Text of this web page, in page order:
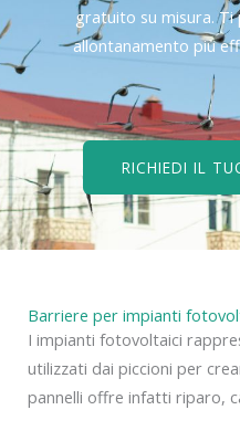
gratuito su misura.
allontanamento più
RICHIEDI IL
Barriere per impianti
I impianti fotovoltaici
utilizzati dai piccioni per
pannelli offre infatti riparo,